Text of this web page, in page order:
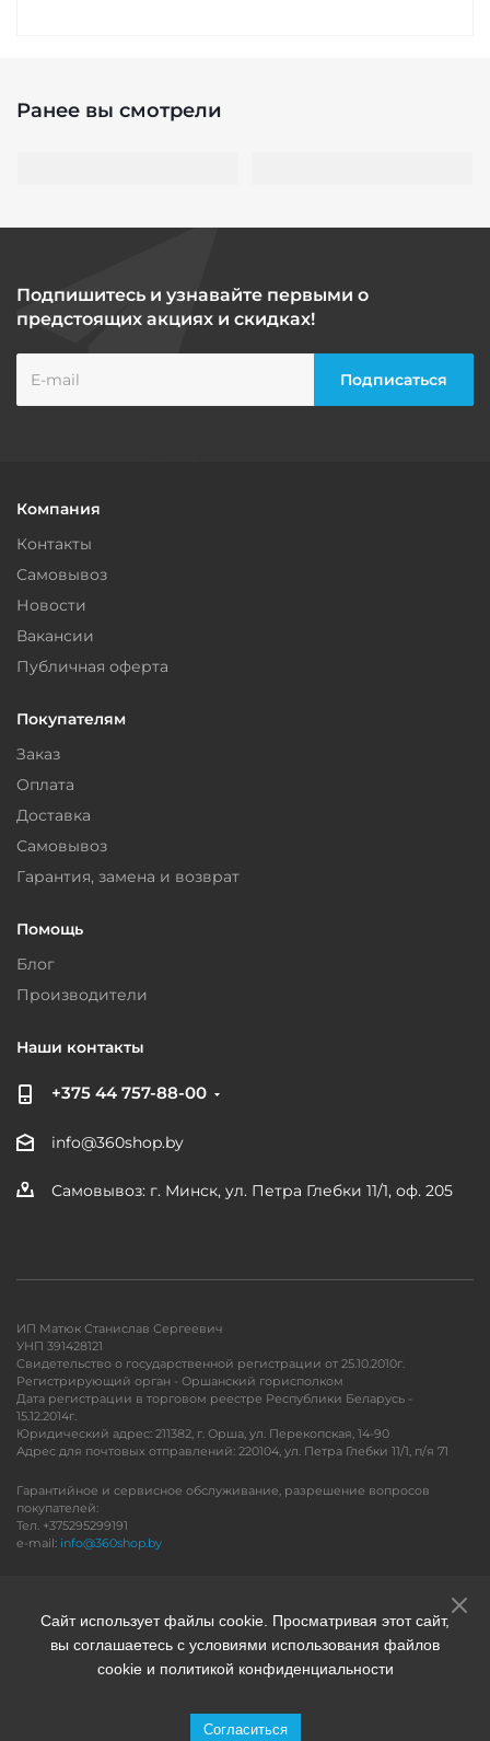
Ранее вы смотрели
Подпишитесь и узнавайте первыми о
предстоящих акциях и скидках!
Компания
Контакты
Самовывоз
Новости
Вакансии
Публичная оферта
Покупателям
Заказ
Оплата
Доставка
Самовывоз
Гарантия, замена и возврат
Помощь
Блог
Производители
Наши контакты
+375 44 757-88-00
info@360shop.by
Самовывоз: г. Минск, ул. Петра Глебки 11/1, оф. 205
ИП Матюк Станислав Сергеевич
УНП 391428121
Свидетельство о государственной регистрации от 25.10.2010г.
Регистрирующий орган - Оршанский горисполком
Дата регистрации в торговом реестре Республики Беларусь -
15.12.2014г.
Юридический адрес: 211382, г. Орша, ул. Перекопская, 14-90
Адрес для почтовых отправлений: 220104, ул. Петра Глебки 11/1, п/я 71
Гарантийное и сервисное обслуживание, разрешение вопросов
покупателей:
Тел. +375295299191
e-mail: info@360shop.by
Сайт использует файлы cookie. Просматривая этот сайт,
вы соглашаетесь с условиями использования файлов
cookie и политикой конфиденциальности
Согласиться